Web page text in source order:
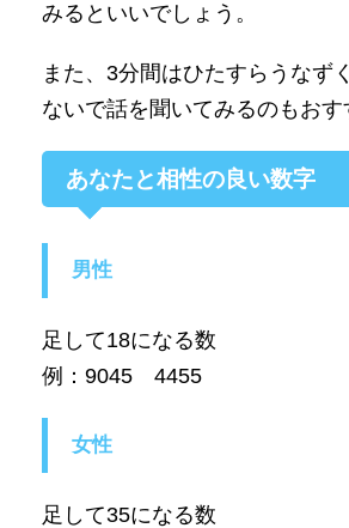
みるといいでしょう。
また、3分間はひたすらうなず
ないで話を聞いてみるのもおす
あなたと相性の良い数字
男性
足して18になる数
例：9045 4455
女性
足して35になる数